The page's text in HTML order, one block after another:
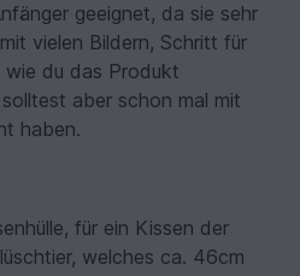
geeignet, da sie sehr
vielen Bildern, Schritt für
du das Produkt
aber schon mal mit
haben.
für ein Kissen der
welches ca. 46cm